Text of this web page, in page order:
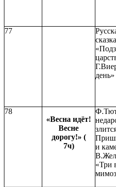
77
сказка
день»
78
«Весна идёт!
Весне
дорогу!» (
7ч)
и
«Три